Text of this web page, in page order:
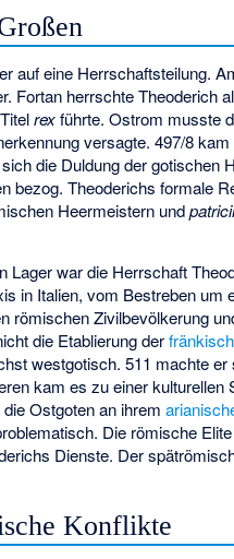
auf eine Herrschaftsteilung.
Fortan herrschte Theoderich
rexführte. Ostrom musste
versagte. 497/8
die Duldung der gotischen
bezog. Theoderichs formale
Heermeistern und
Lager war die Herrschaft
in Italien, vom Bestreben
römischen Zivilbevölkerung
die Etablierung der
westgotisch. 511 machte
kam es zu einer
die Ostgoten an ihrem
Die römische
Dienste. Der
Konflikte